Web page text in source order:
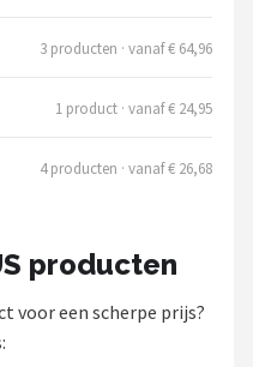
3 producten · vanaf € 64,96
1 product · vanaf € 24,95
4 producten · vanaf € 26,68
producten
voor een scherpe prijs?